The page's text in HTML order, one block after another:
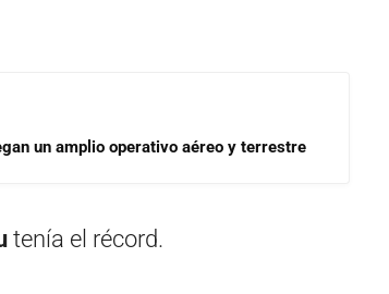
un amplio operativo aéreo y terrestre
tenía el récord.